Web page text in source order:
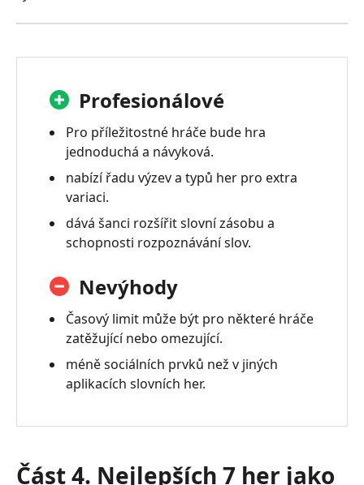
Profesionálové
Pro příležitostné hráče bude hra
jednoduchá a návyková.
nabízí řadu výzev a typů her pro extra
variaci.
dává šanci rozšířit slovní zásobu a
schopnosti rozpoznávání slov.
Nevýhody
Časový limit může být pro některé hráče
zatěžující nebo omezující.
méně sociálních prvků než v jiných
aplikacích slovních her.
Část 4. Nejlepších 7 her jako